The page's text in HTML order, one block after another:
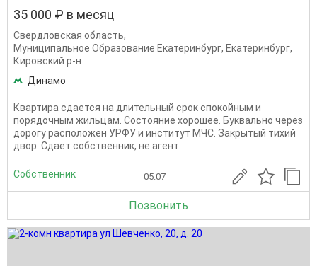
35 000 ₽ в месяц
Свердловская область,
Муниципальное Образование Екатеринбург, Екатеринбург,
Кировский р-н
Динамо
Квартира сдается на длительный срок спокойным и
порядочным жильцам. Состояние хорошее. Буквально через
дорогу расположен УРФУ и институт МЧС. Закрытый тихий
двор. Сдает собственник, не агент.
Собственник 05.07
Позвонить